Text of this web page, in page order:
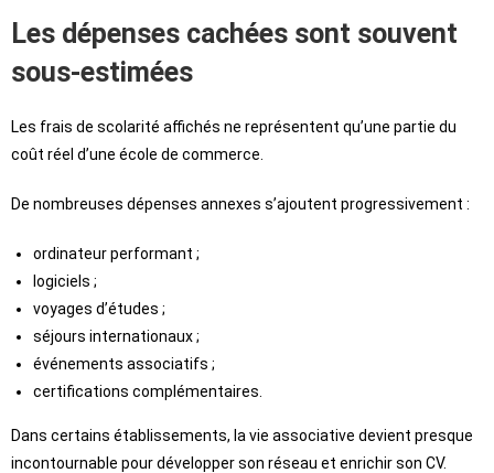
Les dépenses cachées sont souvent
sous-estimées
Les frais de scolarité affichés ne représentent qu’une partie du
coût réel d’une école de commerce.
De nombreuses dépenses annexes s’ajoutent progressivement :
ordinateur performant ;
logiciels ;
voyages d’études ;
séjours internationaux ;
événements associatifs ;
certifications complémentaires.
Dans certains établissements, la vie associative devient presque
incontournable pour développer son réseau et enrichir son CV.